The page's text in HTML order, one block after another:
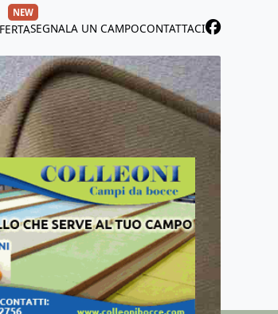
NEW
SEGNALA UN CAMPOCONTATTACI